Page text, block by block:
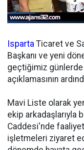
Isparta Ticaret ve
Başkanı ve yeni
geçtiğimiz
açıklamasının
Mavi Liste olarak
ekip arkadaşlarıyla
Caddesi'nde
işletmeleri ziyaret